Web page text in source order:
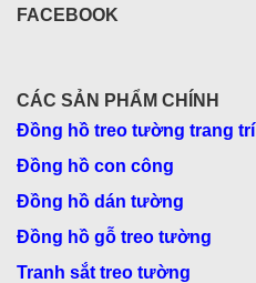
FACEBOOK
CÁC SẢN PHẨM CHÍNH
Đồng hồ treo tường trang trí
Đồng hồ con công
Đồng hồ dán tường
Đồng hồ gỗ treo tường
Tranh sắt treo tường